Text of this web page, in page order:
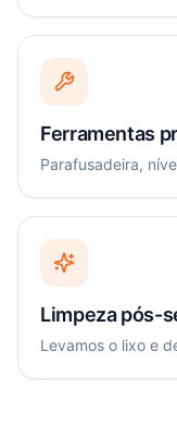
Ferramentas
Parafusadeira,
Limpeza pós-
Levamos o lixo e